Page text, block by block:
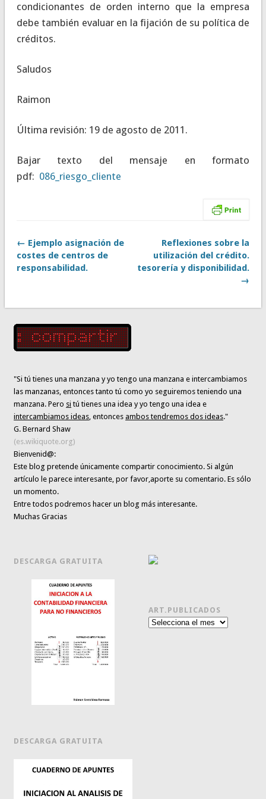
condicionantes de orden interno que la empresa
debe también evaluar en la fijación de su política de
créditos.
Saludos
Raimon
Última revisión: 19 de agosto de 2011.
Bajar texto del mensaje en formato
pdf: 086_riesgo_cliente
← Ejemplo asignación de
costes de centros de
responsabilidad.
Reflexiones sobre la
utilización del crédito.
tesorería y disponibilidad.
→
"Si tú tienes una manzana y yo tengo una manzana e intercambiamos
las manzanas, entonces tanto tú como yo seguiremos teniendo una
manzana. Pero si tú tienes una idea y yo tengo una idea e
intercambiamos ideas , entoncesambos tendremos dos ideas."
G. Bernard Shaw
(es.wikiquote.org)
Bienvenid@:
Este blog pretende únicamentecompartir conocimiento. Si algún
artículo le parece interesante,por favor,aporte su comentario. Es sólo
un momento.
Entre todos podremos hacer un blog más interesante.
Muchas Gracias
DESCARGA GRATUITA
DESCARGA GRATUITA
ART.PUBLICADOS
Art.publicados